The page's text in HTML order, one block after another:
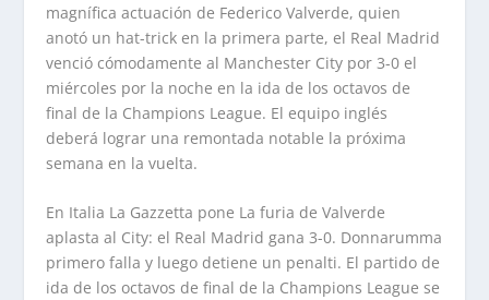
magnífica actuación de Federico Valverde, quien
anotó un hat-trick en la primera parte, el Real Madrid
venció cómodamente al Manchester City por 3-0 el
miércoles por la noche en la ida de los octavos de
final de la Champions League. El equipo inglés
deberá lograr una remontada notable la próxima
semana en la vuelta.
En Italia La Gazzetta pone La furia de Valverde
aplasta al City: el Real Madrid gana 3-0. Donnarumma
primero falla y luego detiene un penalti. El partido de
ida de los octavos de final de la Champions League se